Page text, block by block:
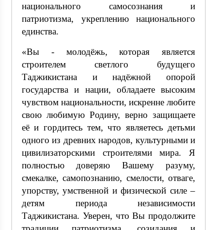
национального самосознания и
патриотизма, укреплению национального
единства.
«Вы - молодёжь, которая является
строителем светлого будущего
Таджикистана и надёжной опорой
государства и нации, обладаете высоким
чувством национальности, искренне любите
свою любимую Родину, верно защищаете
её и гордитесь тем, что являетесь детьми
одного из древних народов, культурными и
цивилизаторскими строителями мира. Я
полностью доверяю Вашему разуму,
смекалке, самопознанию, смелости, отваге,
упорству, умственной и физической силе –
детям периода независимости
Таджикистана. Уверен, что Вы продолжите